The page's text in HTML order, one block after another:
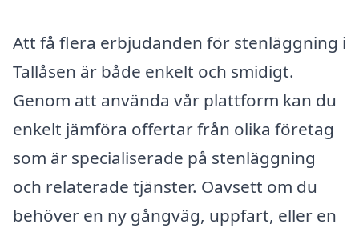
Att få flera erbjudanden för stenläggning i
Tallåsen är både enkelt och smidigt.
Genom att använda vår plattform kan du
enkelt jämföra offertar från olika företag
som är specialiserade på stenläggning
och relaterade tjänster. Oavsett om du
behöver en ny gångväg, uppfart, eller en